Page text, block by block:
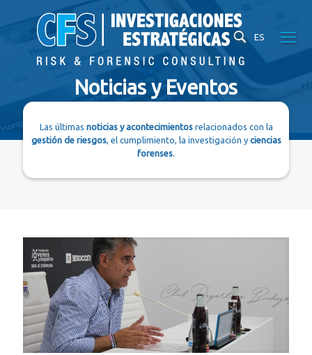
ES
Noticias y Eventos
Las últimas noticias y acontecimientosrelacionados con la
gestión de riesgos, el cumplimiento, la investigación yciencias
forenses.